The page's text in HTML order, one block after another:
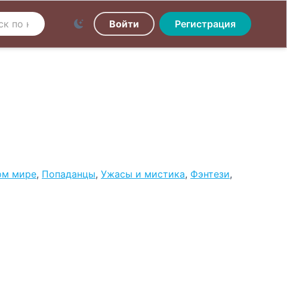
Войти Регистрация
мире, Попаданцы, Ужасы и мистика, Фэнтези,